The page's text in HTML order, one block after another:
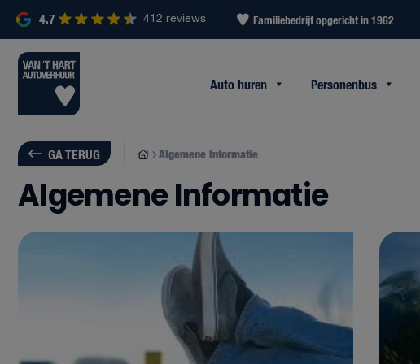
4.7 412 reviews
Altijd binnen 2 uur reactie Familiebedrijf opgericht in 1962
Auto huren Personenbus
GA TERUG Algemene Informatie
Algemene Informatie